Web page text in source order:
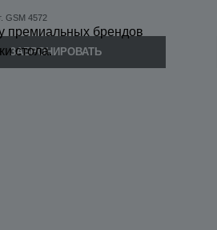
GSM 4572
ЗАБРОНИРОВАТЬ
премиальных брендов
стола.